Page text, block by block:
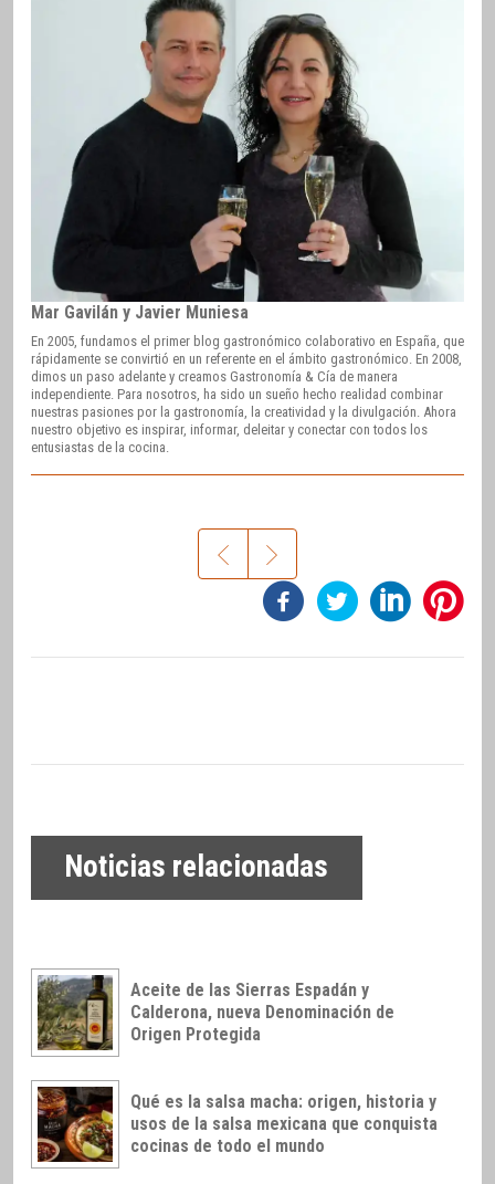
Mar Gavilán y Javier Muniesa
En 2005, fundamos el primer blog gastronómico colaborativo en España, que
rápidamente se convirtió en un referente en el ámbito gastronómico. En 2008,
dimos un paso adelante y creamos Gastronomía & Cía de manera
independiente. Para nosotros, ha sido un sueño hecho realidad combinar
nuestras pasiones por la gastronomía, la creatividad y la divulgación. Ahora
nuestro objetivo es inspirar, informar, deleitar y conectar con todos los
entusiastas de la cocina.
Noticias relacionadas
Aceite de las Sierras Espadán y
Calderona, nueva Denominación de
Origen Protegida
Qué es la salsa macha: origen, historia y
usos de la salsa mexicana que conquista
cocinas de todo el mundo